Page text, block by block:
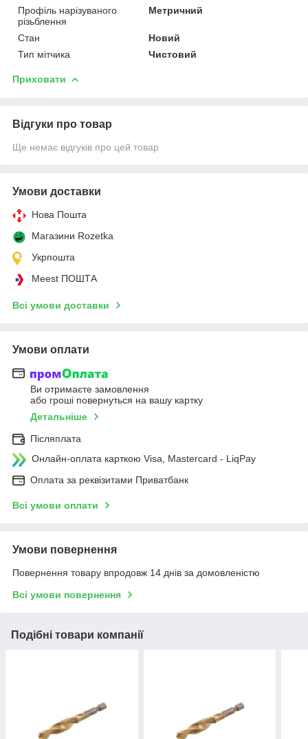
Профіль нарізуваного
різьблення
Метричний
Стан
Новий
Тип мітчика
Чистовий
Приховати
Відгуки про товар
Ще немає відгуків про цей товар
Умови доставки
Нова Пошта
Магазини Rozetka
Укрпошта
Meest ПОШТА
Всі умови доставки
Умови оплати
Ви отримаєте замовлення
або гроші повернуться на вашу картку
Детальніше
Післяплата
Онлайн-оплата карткою Visa, Mastercard - LiqPay
Оплата за реквізитами Приватбанк
Всі умови оплати
Умови повернення
Повернення товару впродовж 14 днів за домовленістю
Всі умови повернення
Подібні товари компанії